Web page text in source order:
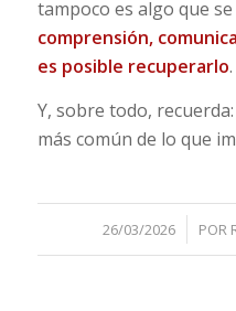
tampoco es algo que
comprensión,
es posible recuperarlo.
Y, sobre todo, recuerda:
más común de lo que
26/03/2026
/ POR